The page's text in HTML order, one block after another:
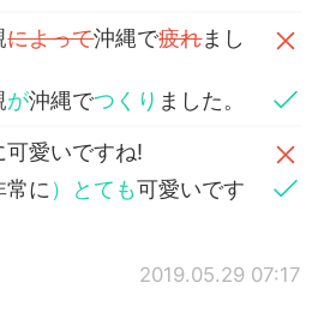
によって沖縄で疲れまし
が沖縄でつくり ました。
可愛いですね!
常に ）とても可愛いです
2019.05.29 07:17